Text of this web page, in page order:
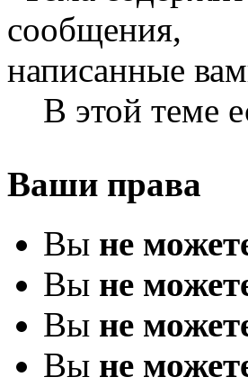
В этой теме
Ваши права
Вы не
Вы не
Вы не
Вы не